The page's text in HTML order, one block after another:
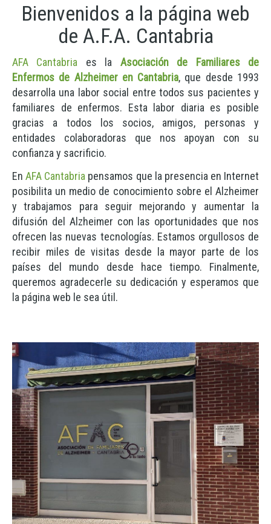
Bienvenidos a la página web
de A.F.A. Cantabria
AFA Cantabria es la Asociación de Familiares de
Enfermos de Alzheimer en Cantabria, que desde 1993
desarrolla una labor social entre todos sus pacientes y
familiares de enfermos. Esta labor diaria es posible
gracias a todos los socios, amigos, personas y
entidades colaboradoras que nos apoyan con su
confianza y sacrificio.
EnAFA Cantabria pensamos que la presencia en Internet
posibilita un medio de conocimiento sobre el Alzheimer
y trabajamos para seguir mejorando y aumentar la
difusión del Alzheimer con las oportunidades que nos
ofrecen las nuevas tecnologías. Estamos orgullosos de
recibir miles de visitas desde la mayor parte de los
países del mundo desde hace tiempo. Finalmente,
queremos agradecerle su dedicación y esperamos que
la página web le sea útil.